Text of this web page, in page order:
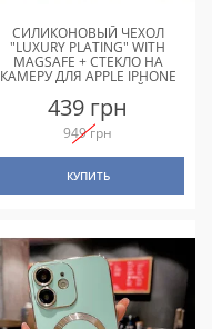
СИЛИКОНОВЫЙ ЧЕХОЛ
"LUXURY PLATING" WITH
MAGSAFE + СТЕКЛО НА
КАМЕРУ ДЛЯ APPLE IPHONE
12 ФИОЛЕТОВЫЙ
439 грн
949 грн
КУПИТЬ